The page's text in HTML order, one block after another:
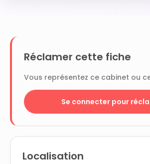
Réclamer cette fiche
Vous représentez ce cabinet ou
Se connecter pour
Localisation